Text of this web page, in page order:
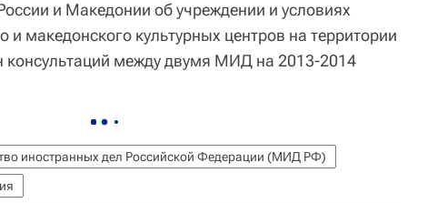
и Македонии об учреждении и условиях
и македонского культурных центров на территории
консультаций между двумя МИД на 2013-2014
иностранных дел Российской Федерации (МИД РФ)